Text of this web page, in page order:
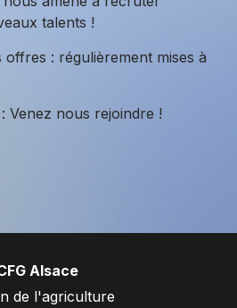
talents !
: régulièrement mises à
Venez nous rejoindre !
Alsace
de l'agriculture